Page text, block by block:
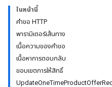
ในหน้านี้
คำขอ HTTP
พารามิเตอร์เส้นทาง
เนื้อความของคำขอ
เนื้อหาการตอบกลับ
ขอบเขตการให้สิทธิ์